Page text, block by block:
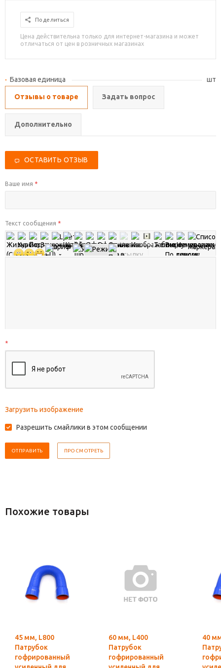
Поделиться
Цена действительна только для интернет-магазина и может
отличаться от цен в розничных магазинах
Базовая единица шт
Отзывы о товаре Задать вопрос
Дополнительно
ОСТАВИТЬ ОТЗЫВ
Ваше имя *
Текст сообщения *
*
Загрузить изображение
Разрешить смайлики в этом сообщении
Похожие товары
45 мм, L800
Патрубок
гофрированный
60 мм, L400
Патрубок
гофрированный
40